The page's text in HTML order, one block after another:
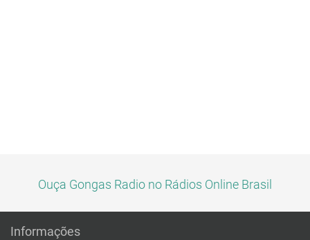
Ouça Gongas Radio no Rádios Online Brasil
Informações